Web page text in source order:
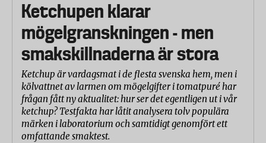
Ketchupen klarar
mögelgranskningen - men
smakskillnaderna är stora
Ketchup är vardagsmat i de flesta svenska hem, men i
kölvattnet av larmen om mögelgifter i tomatpuré har
frågan fått ny aktualitet: hur ser det egentligen ut i vår
ketchup? Testfakta har låtit analysera tolv populära
märken i laboratorium och samtidigt genomfört ett
omfattande smaktest.